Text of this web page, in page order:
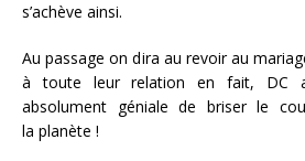
s’achève ainsi.
Au passage on dira au revoir au
à toute leur relation en fait, DC
absolument géniale de briser le
la planète !